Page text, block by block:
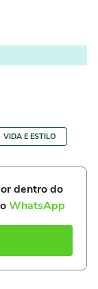
VIDA E ESTILO
dentro do
WhatsApp